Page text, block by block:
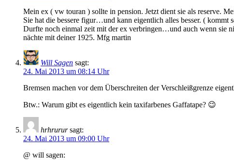
Mein ex ( vw touran ) sollte in pension. Jetzt dient sie als reserve.
Sie hat die bessere figur…und kann eigentlich alles besser. (
Durfte noch einmal zeit mit der ex verbringen…und auch wenn sie
nächte mit deiner 1925. Mfg martin
Will Sagen sagt:
24. Mai 2013 um 08:14 Uhr
Bremsen machen vor dem Überschreiten der Verschleißgrenze
Btw.: Warum gibt es eigentlich kein taxifarbenes Gaffatape? 😉
hrhrurur sagt:
24. Mai 2013 um 09:00 Uhr
@ will sagen: